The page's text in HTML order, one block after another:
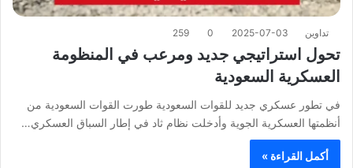
تداوين 2025-07-03
0
259
تحول استراتيجي جديد ومرعب في المنظومة
العسكرية السعودية
في تطور عسكري جديد للقوات السعودية طورت القوات السعودية من
أنظمتها العسكرية الجوية وأدخلت نظام ثاد في إطار السباق العسكري…
أكمل القراءة »